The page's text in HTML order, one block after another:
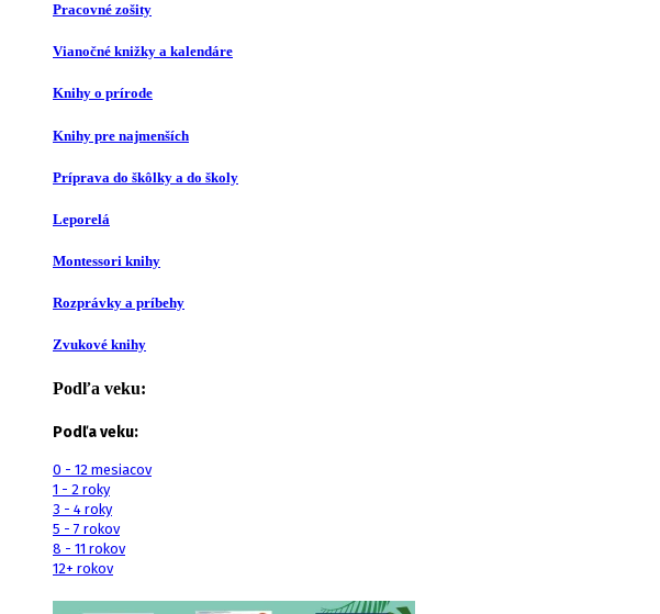
Pracovné zošity
Vianočné knižky a kalendáre
Knihy o prírode
Knihy pre najmenších
Príprava do škôlky a do školy
Leporelá
Montessori knihy
Rozprávky a príbehy
Zvukové knihy
Podľa veku:
Podľa veku:
0 - 12 mesiacov
1 - 2 roky
3 - 4 roky
5 - 7 rokov
8 - 11 rokov
12+ rokov